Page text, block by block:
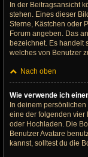
In der Beitragsansicht
stehen. Eines dieser
Sterne, Kästchen oder
Forum angeben. Das
bezeichnet. Es handelt
welches von Benutzer
Nach oben
Wie verwende ich
In deinem
eine der folgenden vier
oder Hochladen. Die
Benutzer Avatare
kannst, solltest du die